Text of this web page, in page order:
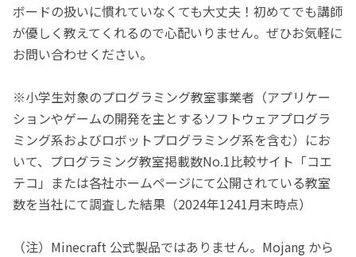
ボードの扱いに慣れていなくても大丈夫！初めてでも講師
が優しく教えてくれるので心配いりません。ぜひお気軽に
お問い合わせください。
※小学生対象のプログラミング教室事業者（アプリケー
ションやゲームの開発を主とするソフトウェアプログラ
ミング系およびロボットプログラミング系を含む）にお
いて、プログラミング教室掲載数No.1比較サイト「コエ
テコ」または各社ホームページにて公開されている教室
数を当社にて調査した結果（2024年1241月末時点）
（注）Minecraft 公式製品ではありません。Mojang から